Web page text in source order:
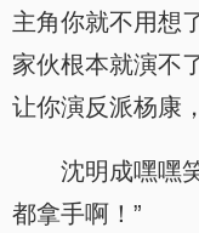
主角你就不用想
家伙根本就演不
让你演反派杨康
沈明成嘿嘿
都拿手啊！”